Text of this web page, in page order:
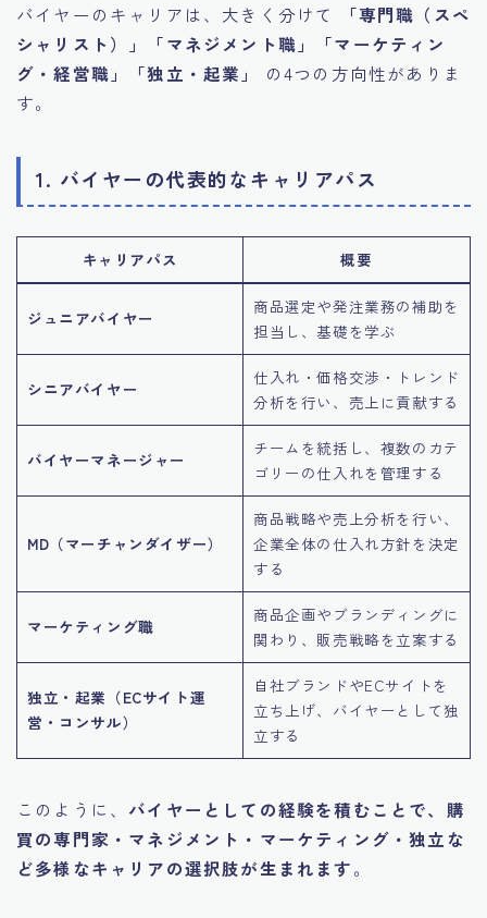
バイヤーのキャリアは、大きく分けて
「専門職（スペ
シャリスト）」「マネジメント職」「マーケティン
グ・経営職」「独立・起業」
の4つの方向性がありま
す。
1. バイヤーの代表的なキャリアパス
キャリアパス 概要
ジュニアバイヤー
商品選定や発注業務の補助を
担当し、基礎を学ぶ
シニアバイヤー
仕入れ・価格交渉・トレンド
分析を行い、売上に貢献する
バイヤーマネージャー
チームを統括し、複数のカテ
ゴリーの仕入れを管理する
MD（マーチャンダイザー）
商品戦略や売上分析を行い、
企業全体の仕入れ方針を決定
する
マーケティング職
商品企画やブランディングに
関わり、販売戦略を立案する
独立・起業（ECサイト運
営・コンサル）
自社ブランドやECサイトを
立ち上げ、バイヤーとして独
立する
このように、 バイヤーとしての経験を積むことで、購
買の専門家・マネジメント・マーケティング・独立な
ど多様なキャリアの選択肢が生まれます。